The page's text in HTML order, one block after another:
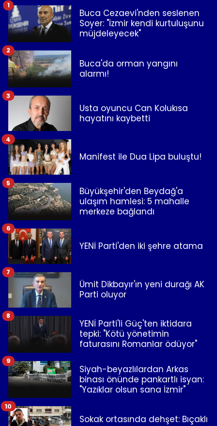
Buca Cezaevi'nden seslenen
Soyer: "İzmir kendi kurtuluşunu
müjdeleyecek"
1
Buca'da orman yangını
alarmı!
2
Usta oyuncu Can Kolukısa
hayatını kaybetti
3
Manifest ile Dua Lipa buluştu!
4
Büyükşehir'den Beydağ'a
ulaşım hamlesi: 5 mahalle
merkeze bağlandı
5
YENİ Parti'den iki şehre atama
6
Ümit Dikbayır'ın yeni durağı AK
Parti oluyor
7
YENİ Parti'li Güç'ten iktidara
tepki: "Kötü yönetimin
faturasını Romanlar ödüyor"
8
Siyah-beyazlılardan Arkas
binası önünde pankartlı isyan:
"Yazıklar olsun sana İzmir"
9
Sokak ortasında dehşet: Bıçaklı
10